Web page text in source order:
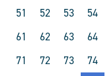
51
52 53 54
61
62 63 64
71
72 73 74